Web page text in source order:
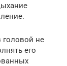
головой не
его